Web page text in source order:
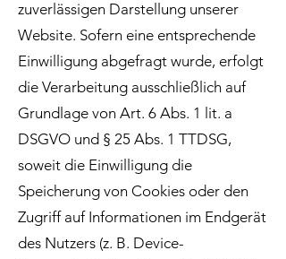
zuverlässigen Darstellung unserer
Website. Sofern eine entsprechende
Einwilligung abgefragt wurde, erfolgt
die Verarbeitung ausschließlich auf
Grundlage von Art. 6 Abs. 1 lit. a
DSGVO und § 25 Abs. 1 TTDSG,
soweit die Einwilligung die
Speicherung von Cookies oder den
Zugriff auf Informationen im Endgerät
des Nutzers (z. B. Device-